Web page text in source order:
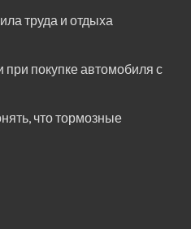
труда и отдыха
покупке автомобиля с
что тормозные